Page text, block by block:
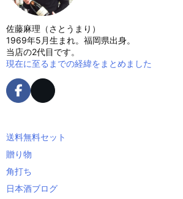
佐藤麻理（さとうまり）
1969年5月生まれ。福岡県出身。
当店の2代目です。
現在に至るまでの経緯をまとめました
送料無料セット
贈り物
角打ち
日本酒ブログ